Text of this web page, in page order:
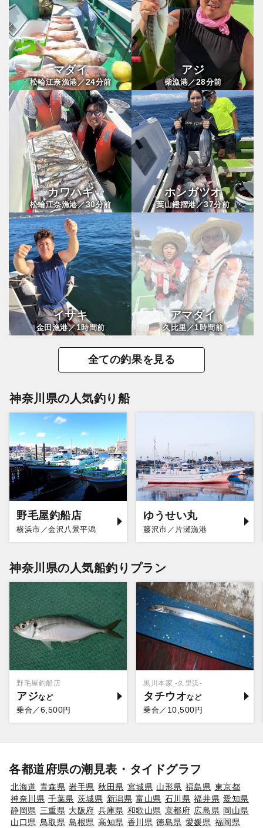
マダイ
松輪江奈漁港／24分前
アジ
柴漁港／28分前
カワハギ
松輪江奈漁港／30分前
ホンガツオ
葉山鐙摺港／37分前
イサキ
金田漁港／1時間前
アマダイ
久比里／1時間前
全ての釣果を見る
神奈川県の人気釣り船
野毛屋釣船店
横浜市／金沢八景平潟
ゆうせい丸
藤沢市／片瀬漁港
神奈川県の人気船釣りプラン
野毛屋釣船店
アジ
乗合／ 6,500円
黒川本家 -久里浜-
タチウオ
乗合／ 10,500円
各都道府県の潮見表・タイドグラフ
北海道 青森県 岩手県 秋田県 宮城県 山形県 福島県 東京都
神奈川県 千葉県 茨城県 新潟県 富山県 石川県 福井県 愛知県
静岡県 三重県 大阪府 兵庫県 和歌山県 京都府 広島県 岡山県
山口県 鳥取県 島根県 高知県 香川県 徳島県 愛媛県 福岡県